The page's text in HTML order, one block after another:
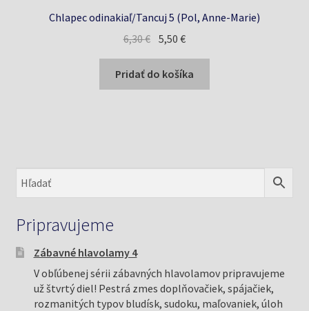
Chlapec odinakiaľ/Tancuj 5 (Pol, Anne-Marie)
6,30€ Pôvodná
bola:
6,30 €.
5,50€Aktuálna
je:
5,50 €.
Pridať do košíka
Pripravujeme
Zábavné hlavolamy 4
V obľúbenej sérii zábavných hlavolamov pripravujeme
už štvrtý diel! Pestrá zmes doplňovačiek, spájačiek,
rozmanitých typov bludísk, sudoku, maľovaniek, úloh